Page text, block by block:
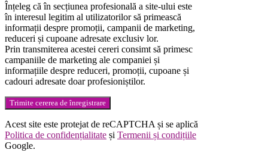
Înțeleg că în secțiunea profesională a site-ului este
în interesul legitim al utilizatorilor să primească
informații despre promoții, campanii de marketing,
reduceri și cupoane adresate exclusiv lor.
Prin transmiterea acestei cereri consimt să primesc
campaniile de marketing ale companiei și
informațiile despre reduceri, promoții, cupoane și
cadouri adresate doar profesioniștilor.
Trimite cererea de înregistrare
Acest site este protejat de reCAPTCHA și se aplică
Politica de confidențialitate și Termenii și condițiile
Google.